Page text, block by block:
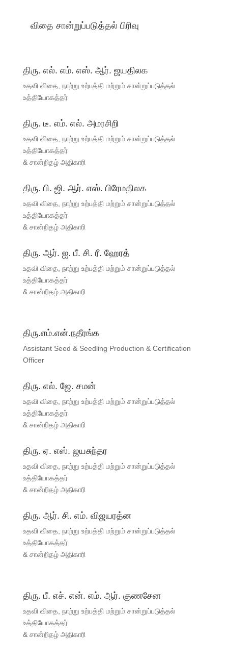
விதை சான்றுப்படுத்தல் பிரிவு
திரு. எல். எம். எஸ். ஆர். ஜயதிலக
உதவி விதை, நாற்று உற்பத்தி மற்றும் சான்றுப்படுத்தல்
உத்தியோகத்தர்
திரு. டீ. எம். எல். அமரசிறி
உதவி விதை, நாற்று உற்பத்தி மற்றும் சான்றுப்படுத்தல்
உத்தியோகத்தர்
& சான்றிதழ் அதிகாரி
திரு. பி. ஜி. ஆர். எஸ். பிரேமதிலக
உதவி விதை, நாற்று உற்பத்தி மற்றும் சான்றுப்படுத்தல்
உத்தியோகத்தர்
& சான்றிதழ் அதிகாரி
திரு. ஆர். ஐ. பீ. சி. ரீ. ஹேரத்
உதவி விதை, நாற்று உற்பத்தி மற்றும் சான்றுப்படுத்தல்
உத்தியோகத்தர்
& சான்றிதழ் அதிகாரி
திரு.எம்.என்.நதீரங்க
Assistant Seed & Seedling Production & Certification
Officer
திரு. எல். ஜே. சமன்
உதவி விதை, நாற்று உற்பத்தி மற்றும் சான்றுப்படுத்தல்
உத்தியோகத்தர்
& சான்றிதழ் அதிகாரி
திரு. ஏ. எஸ். ஜயசுந்தர
உதவி விதை, நாற்று உற்பத்தி மற்றும் சான்றுப்படுத்தல்
உத்தியோகத்தர்
& சான்றிதழ் அதிகாரி
திரு. ஆர். சி. எம். விஜயரத்ன
உதவி விதை, நாற்று உற்பத்தி மற்றும் சான்றுப்படுத்தல்
உத்தியோகத்தர்
& சான்றிதழ் அதிகாரி
திரு. பீ. எச். என். எம். ஆர். குணசேன
உதவி விதை, நாற்று உற்பத்தி மற்றும் சான்றுப்படுத்தல்
உத்தியோகத்தர்
& சான்றிதழ் அதிகாரி